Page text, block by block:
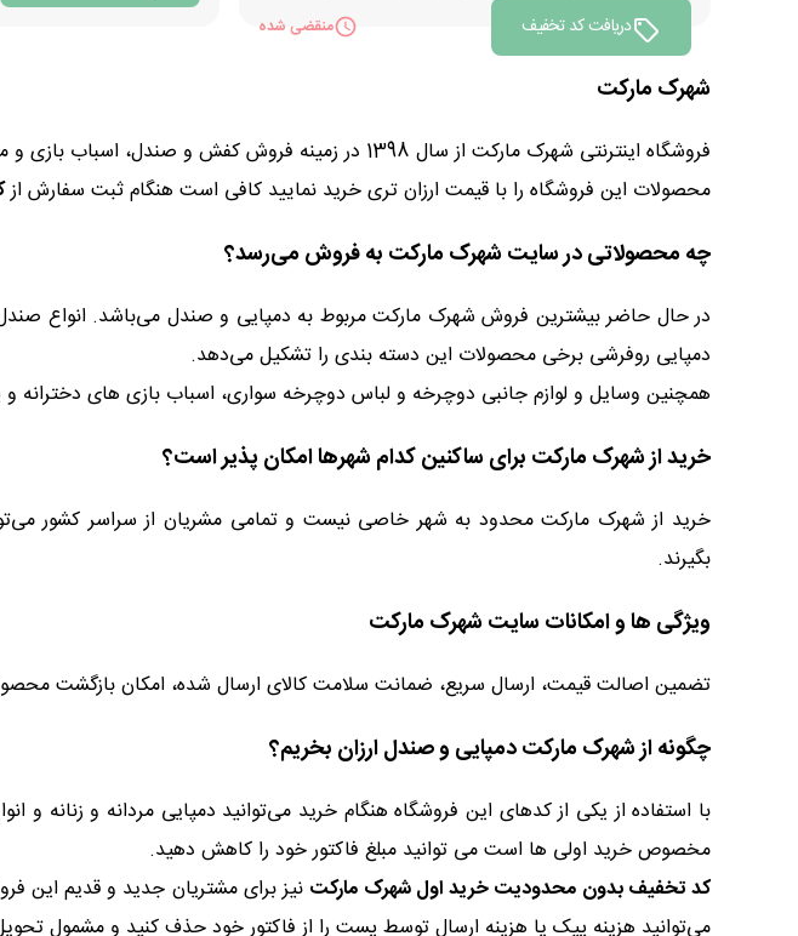
دریافت کد تخفیف
منقضی شده
شهرک مارکت
فروشگاه اینترنتی شهرک مارکت از سال 1398 در زمینه
محصولات این فروشگاه را با قیمت ارزان تری خرید نمایید کافی است هنگام ثبت سفارش از
چه محصولاتی در سایت شهرک مارکت به فروش می‌رسد؟
در حال حاضر بیشترین فروش شهرک مارکت مربوط به دمپایی و صندل می‌باشد. انواع صندل
دمپایی روفرشی برخی محصولات این دسته بندی را تشکیل می‌دهد.
همچنین وسایل و لوازم جانبی دوچرخه و لباس دوچرخه سواری، اسباب بازی های
خرید از شهرک مارکت برای ساکنین کدام شهرها امکان پذیر است؟
خرید از شهرک مارکت محدود به شهر خاصی نیست و تمامی مشریان از سراسر کشور
بگیرند.
ویژگی ها و امکانات سایت شهرک مارکت
تضمین اصالت قیمت، ارسال سریع، ضمانت سلامت کالای ارسال شده، امکان بازگشت
چگونه از شهرک مارکت دمپایی و صندل ارزان بخریم؟
با استفاده از یکی از کدهای این فروشگاه هنگام خرید می‌توانید دمپایی مردانه و زنانه و
مخصوص خرید اولی ها است می توانید مبلغ فاکتور خود را کاهش دهید.
کد تخفیف بدون محدودیت خرید اول شهرک مارکت نیز برای مشتریان جدید و قدیم این
می‌توانید هزینه پیک یا هزینه ارسال توسط پست را از فاکتور خود حذف کنید و مشمول